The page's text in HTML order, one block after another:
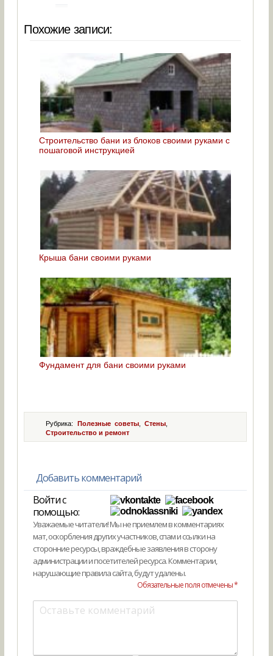
Похожие записи:
Строительство бани из блоков своими руками с
пошаговой инструкцией
Крыша бани своими руками
Фундамент для бани своими руками
Рубрика: Полезные советы,Стены
Строительство и ремонт
Добавить комментарий
Войти с
помощью:
Уважаемые читатели! Мы не приемлем в комментариях
мат, оскорбления других участников, спам и ссылки на
сторонние ресурсы, враждебные заявления в сторону
администрации и посетителей ресурса. Комментарии,
нарушающие правила сайта, будут удалены.
Обязательные поля отмечены *